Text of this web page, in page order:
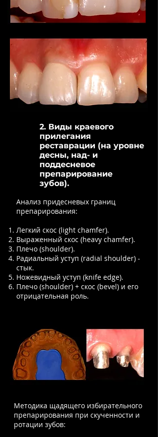
2. Виды краевого
прилегания
реставрации (на уровне
десны, над- и
поддесневое
препарирование
зубов).
Анализ придесневых границ
препарирования:
Легкий скос (light chamfer).
Выраженный скос (heavy chamfer).
Плечо (shoulder).
Радиальный уступ (radial shoulder) -
стык.
Ножевидный уступ (knife edge).
Плечо (shoulder) + скос (bevel) и его
отрицательная роль.
Методика щадящего избирательного
препарирования при скученности и
ротации зубов: